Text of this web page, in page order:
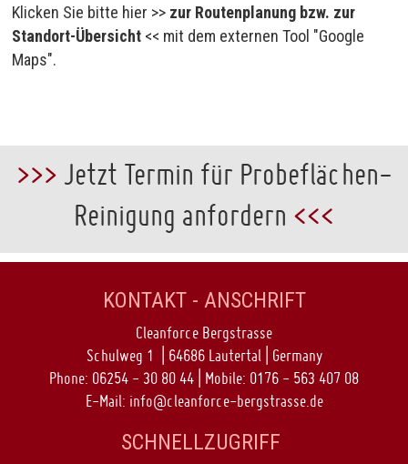
Klicken Sie bitte hier >> zur Routenplanung bzw. zur
Standort-Übersicht << mit dem externen Tool "Google
Maps".
>>> Jetzt Termin für Probeflächen-
Reinigung anfordern <<<
KONTAKT - ANSCHRIFT
Cleanforce Bergstrasse
Schulweg 1 | 64686 Lautertal | Germany
Phone: 06254 - 30 80 44 | Mobile: 0176 - 563 407 08
E-Mail: info@cleanforce-bergstrasse.de
SCHNELLZUGRIFF